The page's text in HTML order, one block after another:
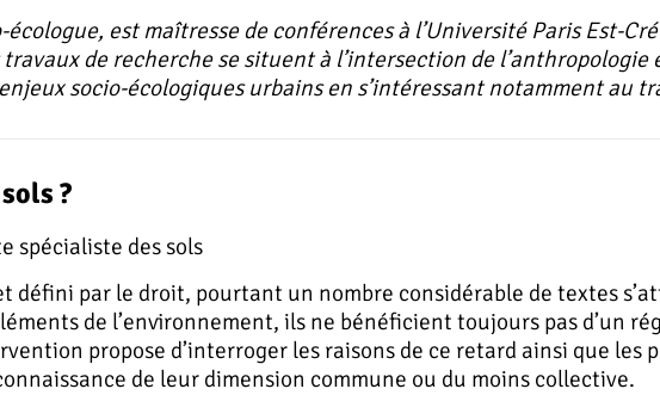
écologue, est maîtresse de conférences à l’Université Paris Est-
travaux de recherche se situent à l’intersection de
socio-écologiques urbains en s’intéressant notamment au
?
spécialiste des sols
défini par le droit, pourtant un nombre considérable de textes
de l’environnement, ils ne bénéficient toujours pas d’un
propose d’interroger les raisons de ce retard ainsi que les
de leur dimension commune ou du moins collective.